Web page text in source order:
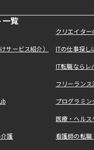
一覧
クリエイタ
サービス紹介） ITの仕事探
IT転職なら
フリーラン
プログラミ
医療・ヘル
護 看護師の転